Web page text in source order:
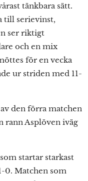
tänkbara sätt.
till serievinst,
ser riktigt
och en mix
för en vecka
ur striden med 11-
den förra matchen
rann Asplöven iväg
startar starkast
0. Matchen som